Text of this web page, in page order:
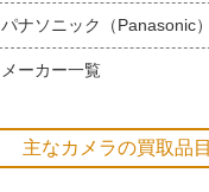
パナソニック（Panasonic）
メーカー一覧
主なカメラの買取品目